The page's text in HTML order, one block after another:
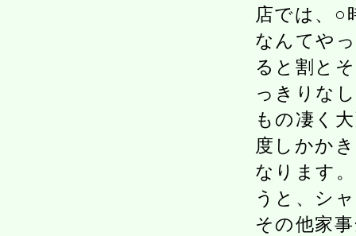
店では、○
なんてや
ると割と
っきりな
もの凄く
度しかか
なります
うと、シ
その他家